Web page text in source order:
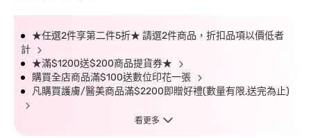
★任選2件享第二件5折★ 請選2件商品，折扣品項以價低者
計
★滿$1200送$200商品提貨券★
購買全店商品滿$100送數位印花一張
凡購買護膚/醫美商品滿$2200即贈好禮(數量有限,送完為止)
看更多